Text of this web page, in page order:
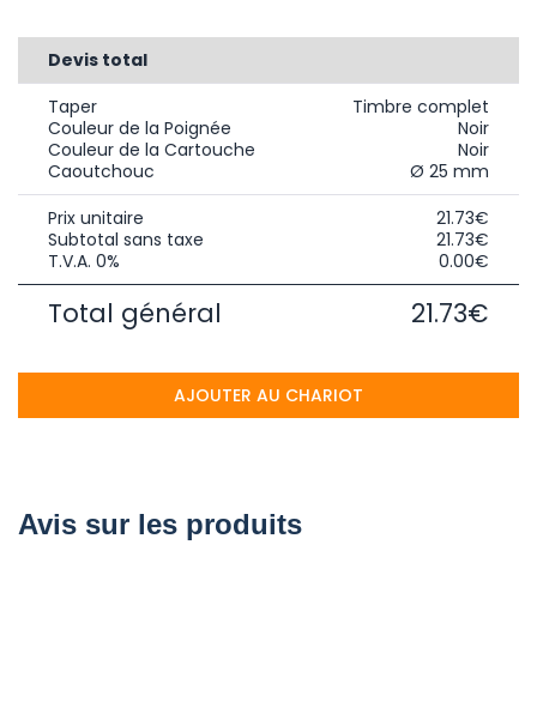
Avis sur les produits
Devis total
Taper
Timbre complet
Couleur de la Poignée
Noir
Couleur de la Cartouche
Noir
Caoutchouc
Ø 25 mm
Prix unitaire
21.73€
Subtotal sans taxe
21.73€
T.V.A. 0%
0.00€
Total général 21.73€
AJOUTER AU CHARIOT